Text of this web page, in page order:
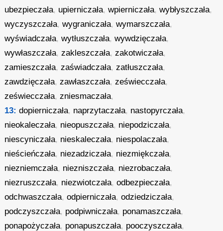
ubezpieczała, upierniczała,wpierniczała,wybłyszczała,
wyczyszczała,wygraniczała,wymarszczała,
wyświadczała,wytłuszczała,wywdzięczała,
wywłaszczała,zakleszczała,zakotwiczała,
zamieszczała,zaświadczała,zatłuszczała,
zawdzięczała,zawłaszczała,zeświecczała,
zeświecczała,zniesmaczała,
13: dopierniczała, naprzytaczała, nastopyrczała,
nieokaleczała, nieopuszczała, niepodziczała,
niescyniczała, nieskaleczała, niespolaczała,
nieścieńczała, niezadziczała, niezmiękczała,
niezniemczała, niezniszczała, niezrobaczała,
niezruszczała, niezwiotczała,odbezpieczała,
odchwaszczała,odpierniczała,odziedziczała,
podczyszczała, podpiwniczała, ponamaszczała,
ponapożyczała, ponapuszczała, pooczyszczała,